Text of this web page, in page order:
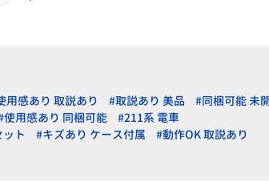
用感あり 取説あり #取説あり 美品
#同梱可能 未
使用感あり 同梱可能
#211系 電車
ト #キズあり ケース付属
#動作OK 取説あり